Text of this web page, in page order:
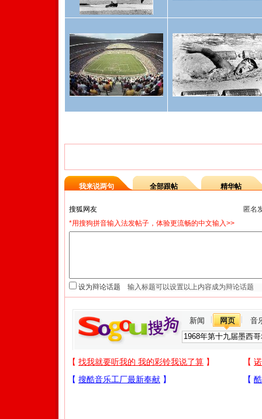
我来说两句 全部跟帖 精华帖
匿名
*用搜狗拼音输入法发帖子，体验更流畅的中文输入>>
设为辩论话题
新闻 网页 音